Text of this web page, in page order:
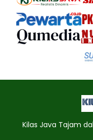
Kilas Java Tajam